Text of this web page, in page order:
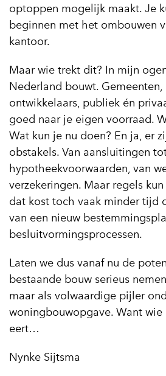
optoppen mogelijk maakt. Je
beginnen met het ombouwen
kantoor.
Maar wie trekt dit? In mijn
Nederland bouwt.
ontwikkelaars, publiek én
goed naar je eigen voorraad.
Wat kun je nu doen? En ja, er
obstakels. Van aansluitingen
hypotheekvoorwaarden, van
verzekeringen. Maar regels
dat kost toch vaak minder tijd
van een nieuw
besluitvormingsprocessen.
Laten we dus vanaf nu de
bestaande bouw serieus
maar als volwaardige pijler
woningbouwopgave. Want
eert…
Nynke Sijtsma